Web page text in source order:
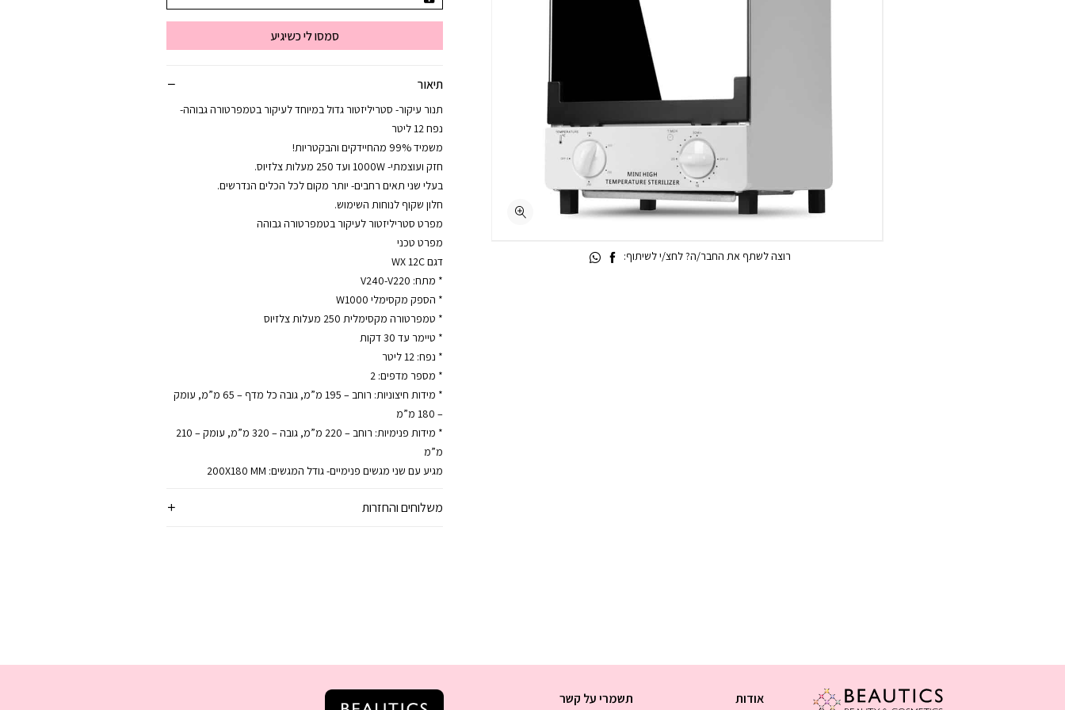
סמסו לי כשיגיע
תיאור
תנור עיקור- סטריליזטור גדול במיוחד לעיקור בטמפרטורה גבוהה-
נפח 12 ליטר
משמיד 99% מהחיידקים והבקטריות!
חזק ועוצמתי- 1000W ועד 250 מעלות צלזיוס.
בעלי שני תאים רחבים- יותר מקום לכל הכלים הנדרשים.
חלון שקוף לנוחות השימוש.
מפרט סטריליזטור לעיקור בטמפרטורה גבוהה
מפרט טכני
דגם WX 12C
* מתח: V240-V220
* הספק מקסימלי W1000
* טמפרטורה מקסימלית 250 מעלות צלזיוס
* טיימר עד 30 דקות
* נפח: 12 ליטר
* מספר מדפים: 2
* מידות חיצוניות: רוחב – 195 מ”מ, גובה כל מדף – 65 מ”מ, עומק
– 180 מ”מ
* מידות פנימיות: רוחב – 220 מ”מ, גובה – 320 מ”מ, עומק – 210
מ”מ
מגיע עם שני מגשים פנימיים- גודל המגשים: 200X180 MM
משלוחים והחזרות
רוצה לשתף את החבר/ה? לחצ/י לשיתוף:
אודות תשמרי על קשר